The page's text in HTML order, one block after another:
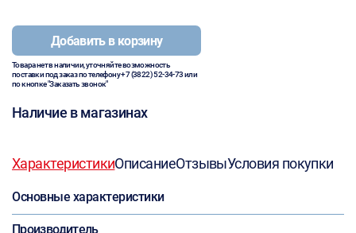
Добавить в корзину
Товара нет в наличии, уточняйте возможность
поставки под заказ по телефону+7 (3822) 52-34-73или
по кнопке "Заказать звонок"
Наличие в магазинах
ХарактеристикиОписаниеОтзывыУсловия покупки
Основные характеристики
Производитель